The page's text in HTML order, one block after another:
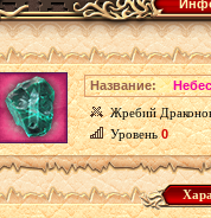
Название:
Жребий
Уровень0